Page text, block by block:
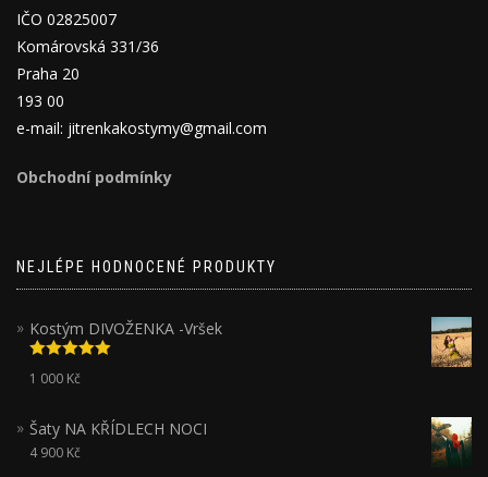
IČO 02825007
Komárovská 331/36
Praha 20
193 00
e-mail: jitrenkakostymy@gmail.com
Obchodní podmínky
NEJLÉPE HODNOCENÉ PRODUKTY
Kostým DIVOŽENKA -Vršek
Hodnocení
5.00z 5
1 000 Kč
Šaty NA KŘÍDLECH NOCI
4 900 Kč